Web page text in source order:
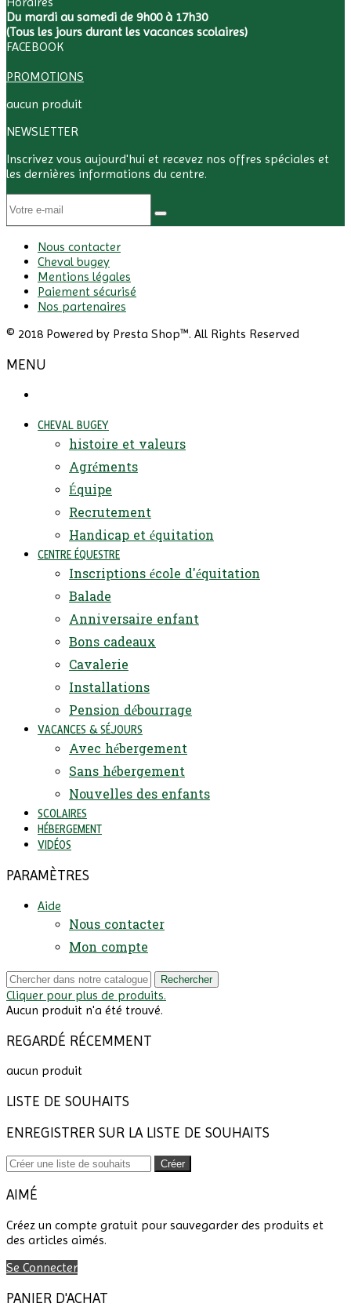
Du mardi au samedi de 9h00 à 17h30
(Tous les jours durant les vacances scolaires)
FACEBOOK
PROMOTIONS
aucun produit
NEWSLETTER
Inscrivez vous aujourd'hui et recevez nos offres spéciales et
les dernières informations du centre.
Nous contacter
Cheval bugey
Mentions légales
Paiement sécurisé
Nos partenaires
© 2018 Powered by Presta Shop™. All Rights Reserved
MENU
CHEVAL BUGEY
histoire et valeurs
Agréments
Équipe
Recrutement
Handicap et équitation
CENTRE ÉQUESTRE
Inscriptions école d'équitation
Balade
Anniversaire enfant
Bons cadeaux
Cavalerie
Installations
Pension débourrage
VACANCES & SÉJOURS
Avec hébergement
Sans hébergement
Nouvelles des enfants
SCOLAIRES
HÉBERGEMENT
VIDÉOS
PARAMÈTRES
Aide
Nous contacter
Mon compte
Rechercher
Cliquer pour plus de produits.
Aucun produit n'a été trouvé.
REGARDÉ RÉCEMMENT
aucun produit
LISTE DE SOUHAITS
ENREGISTRER SUR LA LISTE DE SOUHAITS
Créer
AIMÉ
Créez un compte gratuit pour sauvegarder des produits et
des articles aimés.
Se Connecter
PANIER D'ACHAT